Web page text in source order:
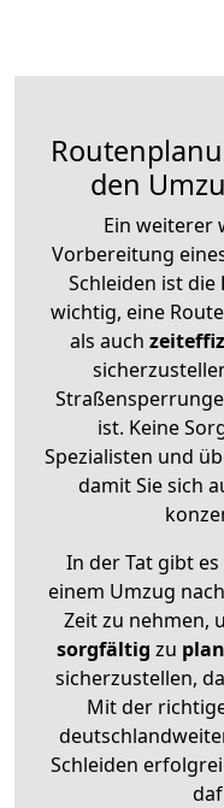
den
Ein weiterer
Vorbereitung
Schleiden ist die
wichtig, eine
als auch
ist. Keine
Spezialisten und
damit Sie sich
In der Tat gibt
einem Umzug
Zeit zu nehmen,
sorgfältig zu
sicherzustellen,
Mit der
Schleiden